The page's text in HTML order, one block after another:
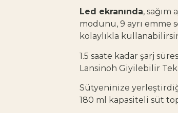
Led ekranında,
modunu, 9 ayrı emme
kolaylıkla
1.5 saate kadar şarj
Lansinoh Giyilebilir
Sütyeninize
180 ml kapasiteli süt